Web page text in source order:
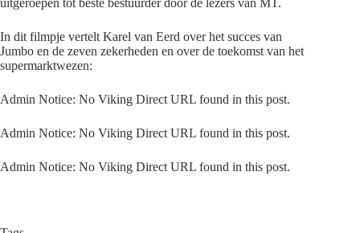
In dit filmpje vertelt Karel van Eerd over het succes van
Jumbo en de zeven zekerheden en over de toekomst van het
supermarktwezen:
Admin Notice: No Viking Direct URL found in this post.
Admin Notice: No Viking Direct URL found in this post.
Admin Notice: No Viking Direct URL found in this post.